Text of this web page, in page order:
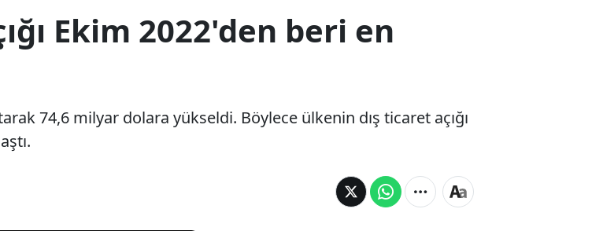
Ekim 2022'den beri en
74,6 milyar dolara yükseldi. Böylece ülkenin dış ticaret açığı